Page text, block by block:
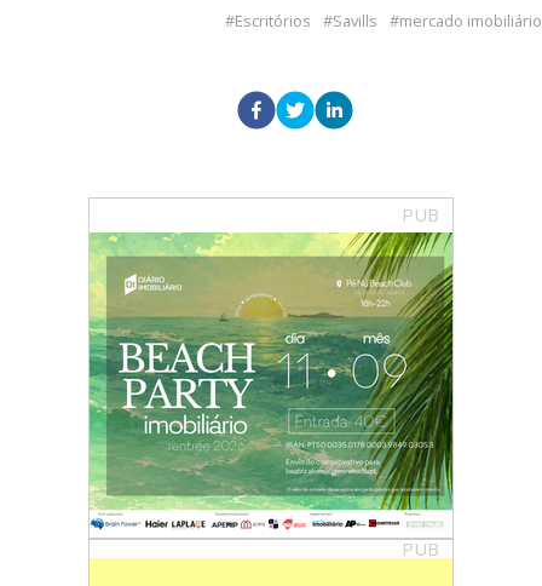
Escritórios Savills mercado imobiliário
PUB
PUB